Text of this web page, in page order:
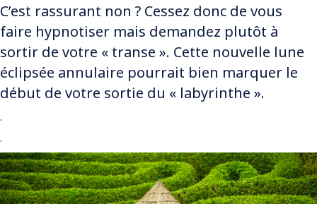
C’est rassurant non ? Cessez donc de vous
faire hypnotiser mais demandez plutôt à
sortir de votre « transe ». Cette nouvelle lune
éclipsée annulaire pourrait bien marquer le
début de votre sortie du « labyrinthe ».
.
.